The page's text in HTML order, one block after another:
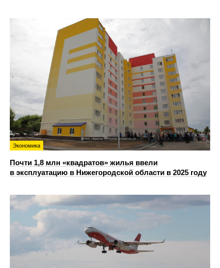
Экономика
Почти 1,8 млн «квадратов» жилья ввели
в эксплуатацию в Нижегородской области в 2025 году